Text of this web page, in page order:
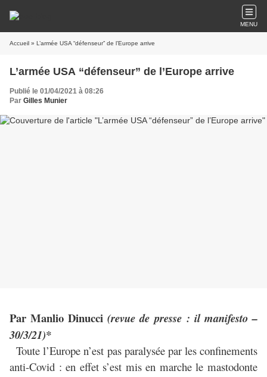
MENU
Accueil » L’armée USA “défenseur” de l’Europe arrive
L’armée USA “défenseur” de l’Europe arrive
Publié le 01/04/2021 à 08:26
Par Gilles Munier
Par Manlio Dinucci(revue de presse : il manifesto –
30/3/21)*
Toute l’Europe n’est pas paralysée par les confinements
anti-Covid : en effet s’est mis en marche le mastodonte